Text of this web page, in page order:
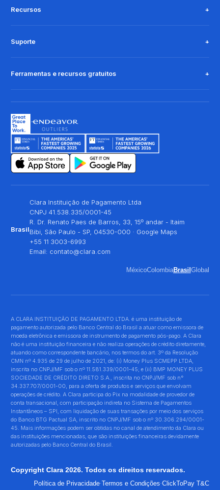
Recursos
Suporte
Ferramentas e recursos gratuitos
Brasil
Clara Instituição de Pagamento Ltda
CNPJ 41.538.335/0001-45
R. Dr. Renato Paes de Barros, 33, 15º andar - Itaim
Bibi, São Paulo - SP, 04530-000 · Google Maps
+55 11 3003-6993
Email: contato@clara.com
MéxicoColombiaBrasilGlobal
A CLARA INSTITUIÇÃO DE PAGAMENTO LTDA. é uma instituição de
pagamento autorizada pelo Banco Central do Brasil a atuar como emissora de
moeda eletrônica e emissora de instrumento de pagamento pós-pago. A Clara
não é uma instituição financeira e não realiza operações de crédito diretamente,
atuando como correspondente bancário, nos termos do art. 3º da Resolução
CMN nº 4.935 de 29 de julho de 2021, de: (i) Money Plus SCMEPP LTDA,
inscrita no CNPJ/MF sob o nº 11.581.339/0001-45; e (ii) BMP MONEY PLUS
SOCIEDADE DE CRÉDITO DIRETO S.A., inscrita no CNPJ/MF sob n°
34.337.707/0001-00, para a oferta de produtos e serviços que envolvam
operações de crédito. A Clara participa do Pix na modalidade de provedor de
conta transacional, com participação indireta no Sistema de Pagamentos
Instantâneos – SPI, com liquidação de suas transações por meio dos serviços
do Banco BTG Pactual SA, inscrito no CNPJ/MF sob o nº 30.306.294/0001-
45. Mais informações podem ser obtidas no canal de atendimento da Clara ou
das instituições mencionadas, que são instituições financeiras devidamente
autorizadas pelo Banco Central do Brasil.
Copyright Clara 2026. Todos os direitos reservados.
Política de Privacidade·Termos e Condições·ClickToPay T&C